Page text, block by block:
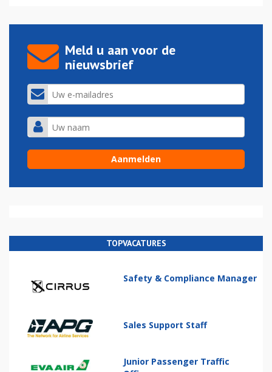
Meld u aan voor de
nieuwsbrief
TOPVACATURES
Safety & Compliance Manager
Sales Support Staff
Junior Passenger Traffic